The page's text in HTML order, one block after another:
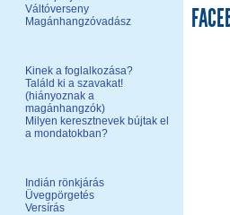
Váltóverseny
Magánhangzóvadász
Kinek a foglalkozása?
Találd ki a szavakat!
(hiányoznak a
magánhangzók)
Milyen keresztnevek bújtak el
a mondatokban?
Indián rönkjárás
Üvegpörgetés
Versírás